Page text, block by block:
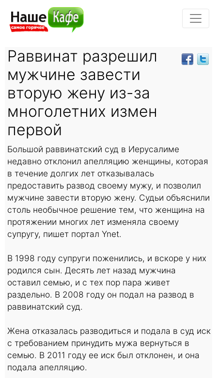
Раввинат разрешил
мужчине завести
вторую жену из-за
многолетних измен
первой
Большой раввинатский суд в Иерусалиме
недавно отклонил апелляцию женщины, которая
в течение долгих лет отказывалась
предоставить развод своему мужу, и позволил
мужчине завести вторую жену. Судьи объяснили
столь необычное решение тем, что женщина на
протяжении многих лет изменяла своему
супругу, пишет портал Ynet.
В 1998 году супруги поженились, и вскоре у них
родился сын. Десять лет назад мужчина
оставил семью, и с тех пор пара живет
раздельно. В 2008 году он подал на развод в
раввинатский суд.
Жена отказалась разводиться и подала в суд иск
с требованием принудить мужа вернуться в
семью. В 2011 году ее иск был отклонен, и она
подала апелляцию.